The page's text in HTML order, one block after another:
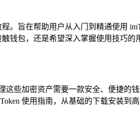
。旨在帮助用户从入门到精通使用
钱包，还是希望深入掌握使用技巧
些加密资产需要一款安全、便捷的
使用指南，从基础的下载安装到